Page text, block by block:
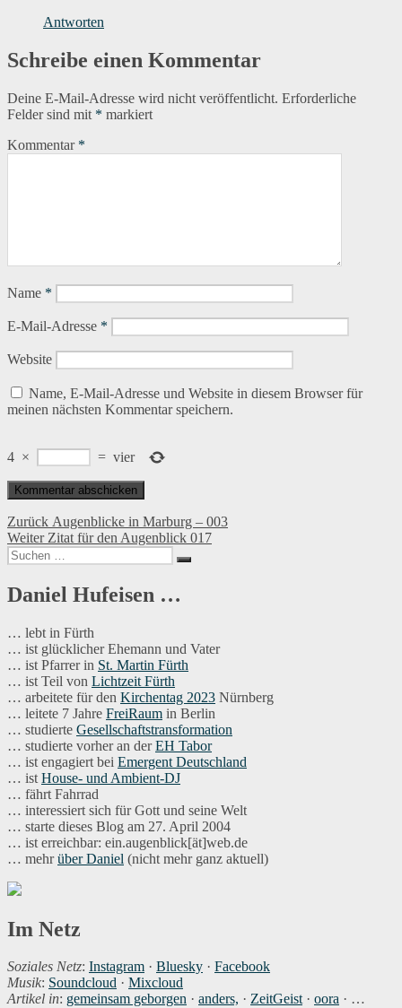
Antworten
Schreibe einen Kommentar
Deine E-Mail-Adresse wird nicht veröffentlicht. Erforderliche
Felder sind mit * markiert
Kommentar *
Name *
E-Mail-Adresse *
Website
Name, E-Mail-Adresse und Website in diesem Browser für
meinen nächsten Kommentar speichern.
4 × = vier
Beitragsnavigation
Zurück Vorheriger
Beitrag:
Augenblicke in Marburg – 003
Weiter Nächster
Beitrag:
Zitat für den Augenblick 017
Suchen
nach:
Suchen
Daniel Hufeisen …
… lebt in Fürth
… ist glücklicher Ehemann und Vater
… ist Pfarrer in St. Martin Fürth
… ist Teil von Lichtzeit Fürth
… arbeitete für den Kirchentag 2023 Nürnberg
… leitete 7 Jahre FreiRaum in Berlin
… studierte Gesellschaftstransformation
… studierte vorher an derEH Tabor
… ist engagiert bei Emergent Deutschland
… ist House- und Ambient-DJ
… fährt Fahrrad
… interessiert sich für Gott und seine Welt
… starte dieses Blog am 27. April 2004
… ist erreichbar: ein.augenblick[ät]web.de
… mehrüber Daniel (nicht mehr ganz aktuell)
Im Netz
Soziales Netz: Instagram · Bluesky · Facebook
Musik: Soundcloud · Mixcloud
Artikel in: gemeinsam geborgen · anders, · ZeitGeist· oora · …